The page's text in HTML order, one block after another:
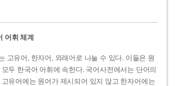
어휘 체계
고유어, 한자어, 외래어로 나눌 수 있다. 이들은 원
두 한국어 어휘에 속한다. 국어사전에서는 단어의
유어에는 원어가 제시되어 있지 않고 한자어에는